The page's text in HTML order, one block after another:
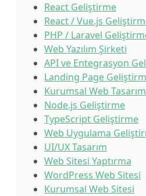
React Geliştirme
React / Vue.js
PHP / Laravel
Web Yazılım Şirketi
API ve Entegrasyon
Landing Page
Kurumsal Web Tasarım
Node.js Geliştirme
TypeScript Geliştirme
Web Uygulama
UI/UX Tasarım
Web Sitesi Yaptırma
WordPress Web Sitesi
Kurumsal Web Sitesi